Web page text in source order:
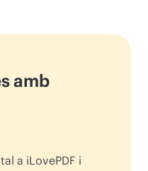
amb
a iLovePDF i